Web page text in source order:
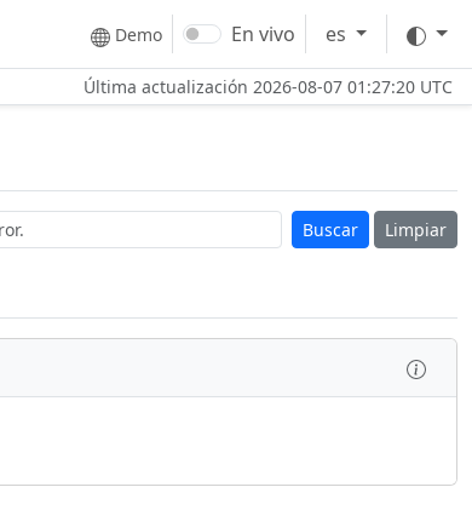
Demo En vivo es
Última actualización 2026-08-07 01:27:20 UTC
Limpiar